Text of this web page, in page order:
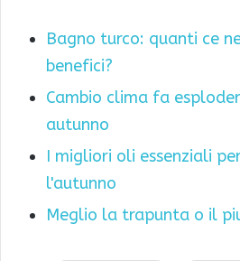
Bagno turco: quanti ce
benefici?
Cambio clima fa
autunno
I migliori oli essenziali
l'autunno
Meglio la trapunta o il